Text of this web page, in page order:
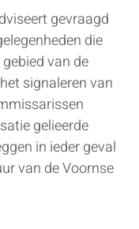
gevraagd
die
van de
signaleren van
gelieerde
in ieder geval
van de Voornse